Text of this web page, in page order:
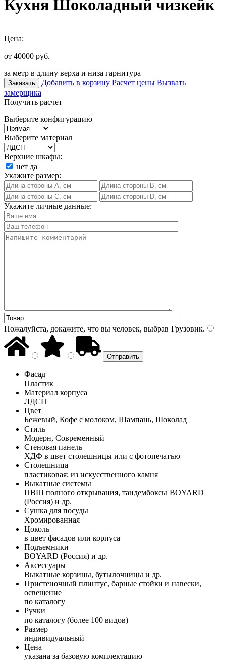
Кухня Шоколадный чизкейк
Цена:
от 40000 руб.
за метр в длину верха и низа гарнитура
Заказать Добавить в корзину Расчет цены Вызвать
замерщика
Получить расчет
Выберите конфигурацию
Выберите материал
Верхние шкафы:
нет да
Укажите размер:
Укажите личные данные:
Пожалуйста, докажите, что вы человек, выбрав Грузовик.
Фасад
Пластик
Материал корпуса
ЛДСП
Цвет
Бежевый, Кофе с молоком, Шампань, Шоколад
Стиль
Модерн, Современный
Стеновая панель
ХДФ в цвет столешницы или с фотопечатью
Столешница
пластиковая; из искусственного камня
Выкатные системы
ПВШ полного открывания, тандембоксы BOYARD
(Россия) и др.
Сушка для посуды
Хромированная
Цоколь
в цвет фасадов или корпуса
Подъемники
BOYARD (Россия) и др.
Аксессуары
Выкатные корзины, бутылочницы и др.
Пристеночный плинтус, барные стойки и навески,
освещение
по каталогу
Ручки
по каталогу (более 100 видов)
Размер
индивидуальный
Цена
указана за базовую комплектацию